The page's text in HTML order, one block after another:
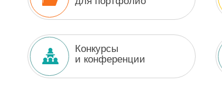
Конкурсы
и конференции